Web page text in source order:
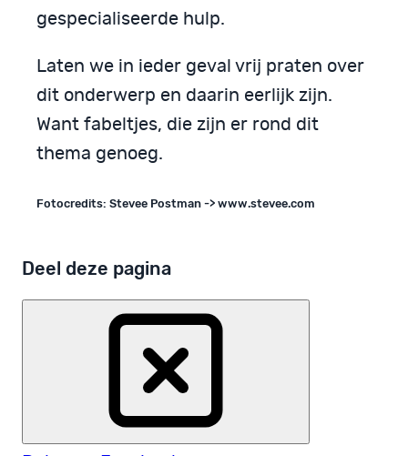
gespecialiseerde hulp.
Laten we in ieder geval vrij praten over
dit onderwerp en daarin eerlijk zijn.
Want fabeltjes, die zijn er rond dit
thema genoeg.
Fotocredits: Stevee Postman -> www.stevee.com
Deel deze pagina